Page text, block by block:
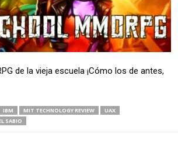
de la vieja escuela ¡Cómo los de antes,
IBM MIT TECHNOLOGY REVIEW
UAX
SABIO